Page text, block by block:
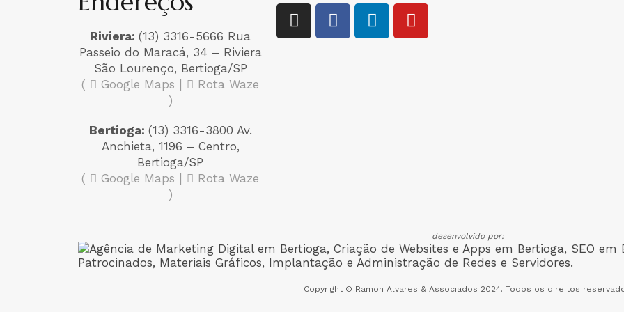
Riviera: (13) 3316-5666 Rua
Passeio do Maracá, 34 – Riviera
São Lourenço, Bertioga/SP
(
Google Maps |
Rota Waze
)
Bertioga: (13) 3316-3800 Av.
Anchieta, 1196 – Centro,
Bertioga/SP
(
Google Maps |
Rota Waze
)
desenvolvido por:
Copyright © Ramon Alvares & Associados 2024. Todos os direitos